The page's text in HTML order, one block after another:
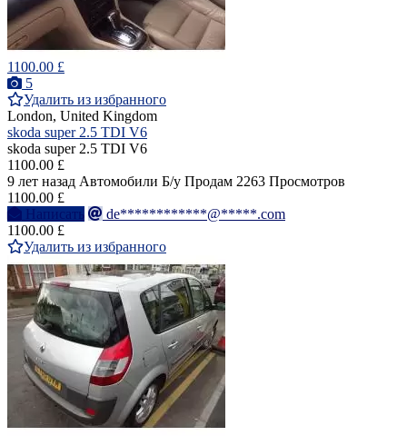
1100.00 £
5
Удалить из избранного
London, United Kingdom
skoda super 2.5 TDI V6
skoda super 2.5 TDI V6
1100.00 £
9 лет назад Автомобили Б/у Продам 2263 Просмотров
1100.00 £
Написать
de************@*****.com
1100.00 £
Удалить из избранного